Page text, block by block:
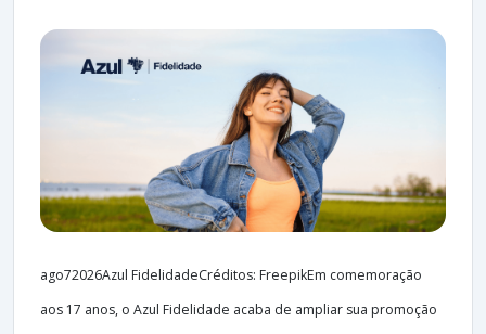
ago72026Azul FidelidadeCréditos: FreepikEm comemoração
aos 17 anos, o Azul Fidelidade acaba de ampliar sua promoção